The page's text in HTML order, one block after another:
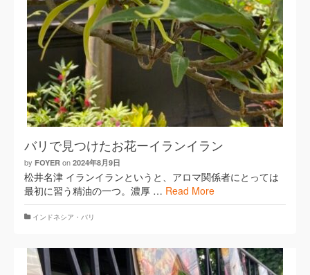
バリで見つけたお花ーイランイラン
by FOYER on 2024年8月9日
松井名津 イランイランというと、アロマ関係者にとっては
最初に習う精油の一つ。濃厚 … Read More
インドネシア・バリ